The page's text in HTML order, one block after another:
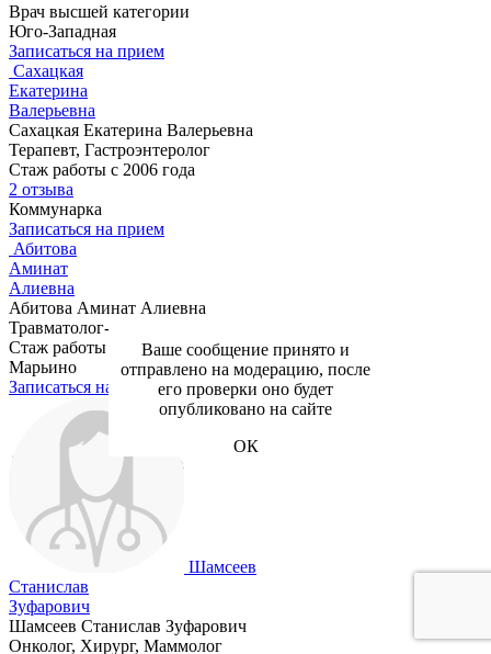
Врач высшей категории
Юго-Западная
Записаться на прием
Сахацкая
Екатерина
Валерьевна
Сахацкая Екатерина Валерьевна
Терапевт, Гастроэнтеролог
Стаж работы с 2006 года
2 отзыва
Коммунарка
Записаться на прием
Абитова
Аминат
Алиевна
Абитова Аминат Алиевна
Травматолог-ортопед
Стаж работы с 2008 года
Марьино
Записаться на прием
Шамсеев
Станислав
Зуфарович
Шамсеев Станислав Зуфарович
Онколог, Хирург, Маммолог
Ваше сообщение принято и
отправлено на модерацию, после
его проверки оно будет
опубликовано на сайте
ОК